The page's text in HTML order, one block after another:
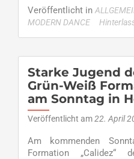
Veröffentlicht in
MODERN DANCE
Starke Jugend
Grün-Weiß
am Sonntag in
Veröffentlicht am22. April
Am kommenden
Formation „Calidez“